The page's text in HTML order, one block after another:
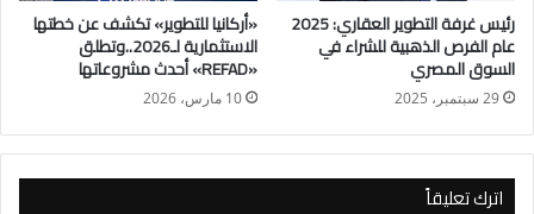
المقامة من أصحاب الكافتيريات، والمحال التجارية على المسطحات
الخضراء، وكذا إزالة الإشغالات الموجودة على الأرصفة، حيث تم
تحرير 25 محضر مخالفة إشغال، والتحفظ على عددٍ كبير من
المضبوطات وإيداعها بمخازن الجهاز.
الإدارة العامة للتنمية بالجهاز، واللواء ياسر شحاتة، مدير إدارة الأمن
رئيس غرفة التطوير العقاري: 2025
عام الفرص الذهبية للشراء في
السوق المصري
29 سبتمبر، 2025
«أركانيا للتطوير» تكشف عن خطتها
الاستثمارية لـ2026..وتطلق
«REFAD» أحدث مشروعاتها
10 مارس، 2026
اترك تعليقاً